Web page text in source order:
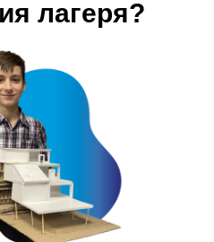
лагеря?